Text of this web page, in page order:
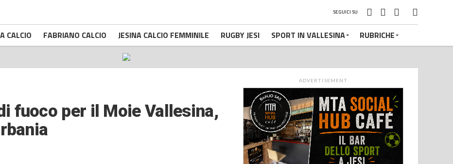
SEGUICI SU
CALCIO FABRIANO CALCIO JESINA CALCIO FEMMINILE RUGBY JESI SPORT IN VALLESINA RUBRICHE
fuoco per il Moie Vallesina,
ADVERTISEMENT